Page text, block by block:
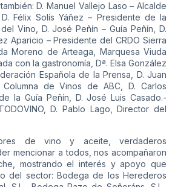
D. Manuel Vallejo Laso – Alcalde
Félix Solís Yáñez – Presidente de la
Vino, D. José Peñín – Guía Peñín, D.
Aparicio – Presidente del CRDO Sierra
Moreno de Arteaga, Marquesa Viuda
con la gastronomía, Dª. Elsa González
Española de la Prensa, D. Juan
de Vinos de ABC, D. Carlos
la Guía Peñín, D. José Luis Casado.-
D. Pablo Lago, Director del
de vino y aceite, verdaderos
mencionar a todos, nos acompañaron
mostrando el interés y apoyo que
del sector: Bodega de los Herederos